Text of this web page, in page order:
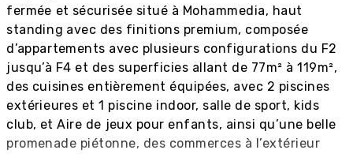
fermée et sécurisée situé à Mohammedia, haut
standing avec des finitions premium, composée
d’appartements avec plusieurs configurations du F2
jusqu’à F4 et des superficies allant de 77m² à 119m²,
des cuisines entièrement équipées, avec 2 piscines
extérieures et 1 piscine indoor, salle de sport, kids
club, et Aire de jeux pour enfants, ainsi qu’une belle
promenade piétonne, des commerces à l’extérieur